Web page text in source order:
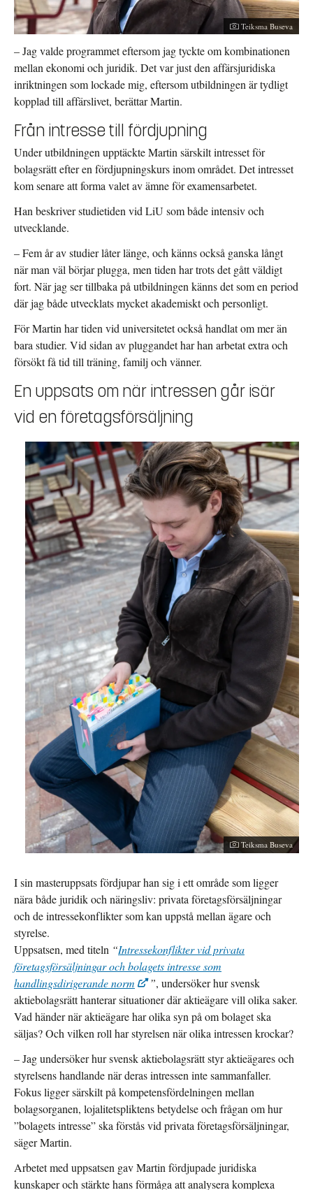
Fotograf:
Teiksma Buseva
– Jag valde programmet eftersom jag tyckte om kombinationen
mellan ekonomi och juridik. Det var just den affärsjuridiska
inriktningen som lockade mig, eftersom utbildningen är tydligt
kopplad till affärslivet, berättar Martin.
Från intresse till fördjupning
Under utbildningen upptäckte Martin särskilt intresset för
bolagsrätt efter en fördjupningskurs inom området. Det intresset
kom senare att forma valet av ämne för examensarbetet.
Han beskriver studietiden vid LiU som både intensiv och
utvecklande.
– Fem år av studier låter länge, och känns också ganska långt
när man väl börjar plugga, men tiden har trots det gått väldigt
fort. När jag ser tillbaka på utbildningen känns det som en period
där jag både utvecklats mycket akademiskt och personligt.
För Martin har tiden vid universitetet också handlat om mer än
bara studier. Vid sidan av pluggandet har han arbetat extra och
försökt få tid till träning, familj och vänner.
En uppsats om när intressen går isär
vid en företagsförsäljning
Teiksma Buseva
I sin masteruppsats fördjupar han sig i ett område som ligger
nära både juridik och näringsliv: privata företagsförsäljningar
och de intressekonflikter som kan uppstå mellan ägare och
styrelse.
Uppsatsen, med titeln “Intressekonflikter vid privata
företagsförsäljningar och bolagets intresse som
handlingsdirigerande norm
”, undersöker hur svensk
aktiebolagsrätt hanterar situationer där aktieägare vill olika saker.
Vad händer när aktieägare har olika syn på om bolaget ska
säljas?Och vilken roll har styrelsen när olika intressen krockar?
– Jag undersöker hur svensk aktiebolagsrätt styr aktieägares och
styrelsens handlande när deras intressen inte sammanfaller.
Fokus ligger särskilt på kompetensfördelningen mellan
bolagsorganen, lojalitetspliktens betydelse och frågan om hur
”bolagets intresse” ska förstås vid privata företagsförsäljningar,
säger Martin.
Arbetet med uppsatsen gav Martin fördjupade juridiska
kunskaper och stärkte hans förmåga att analysera komplexa